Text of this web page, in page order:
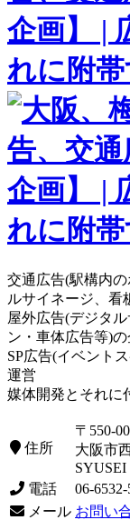
交通広告(駅構内
ルサイネージ、看
屋外広告(デジタ
ン・車体広告等)
SP広告(イベント
運営
媒体開発とそれに
住所
〒550-
大阪市
電話
06-
メール お問い